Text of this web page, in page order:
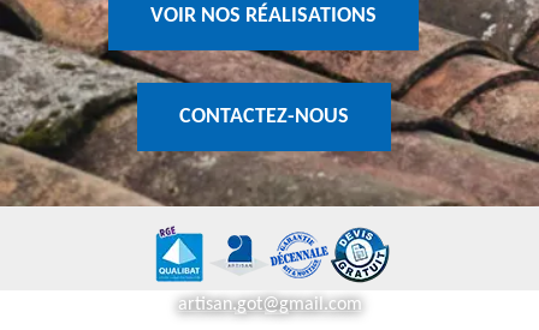
VOIR NOS RÉALISATIONS
CONTACTEZ-NOUS
artisan.got@gmail.com